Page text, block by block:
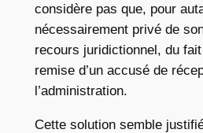
considère pas que, pour
nécessairement privé de
recours juridictionnel, du fait
remise d’un accusé de
l’administration.
Cette solution semble